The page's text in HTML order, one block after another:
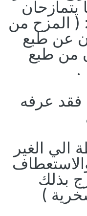
المزح من
عن طبع
من طبع
.
فقد عرفه
الي الغير
بذلك
)